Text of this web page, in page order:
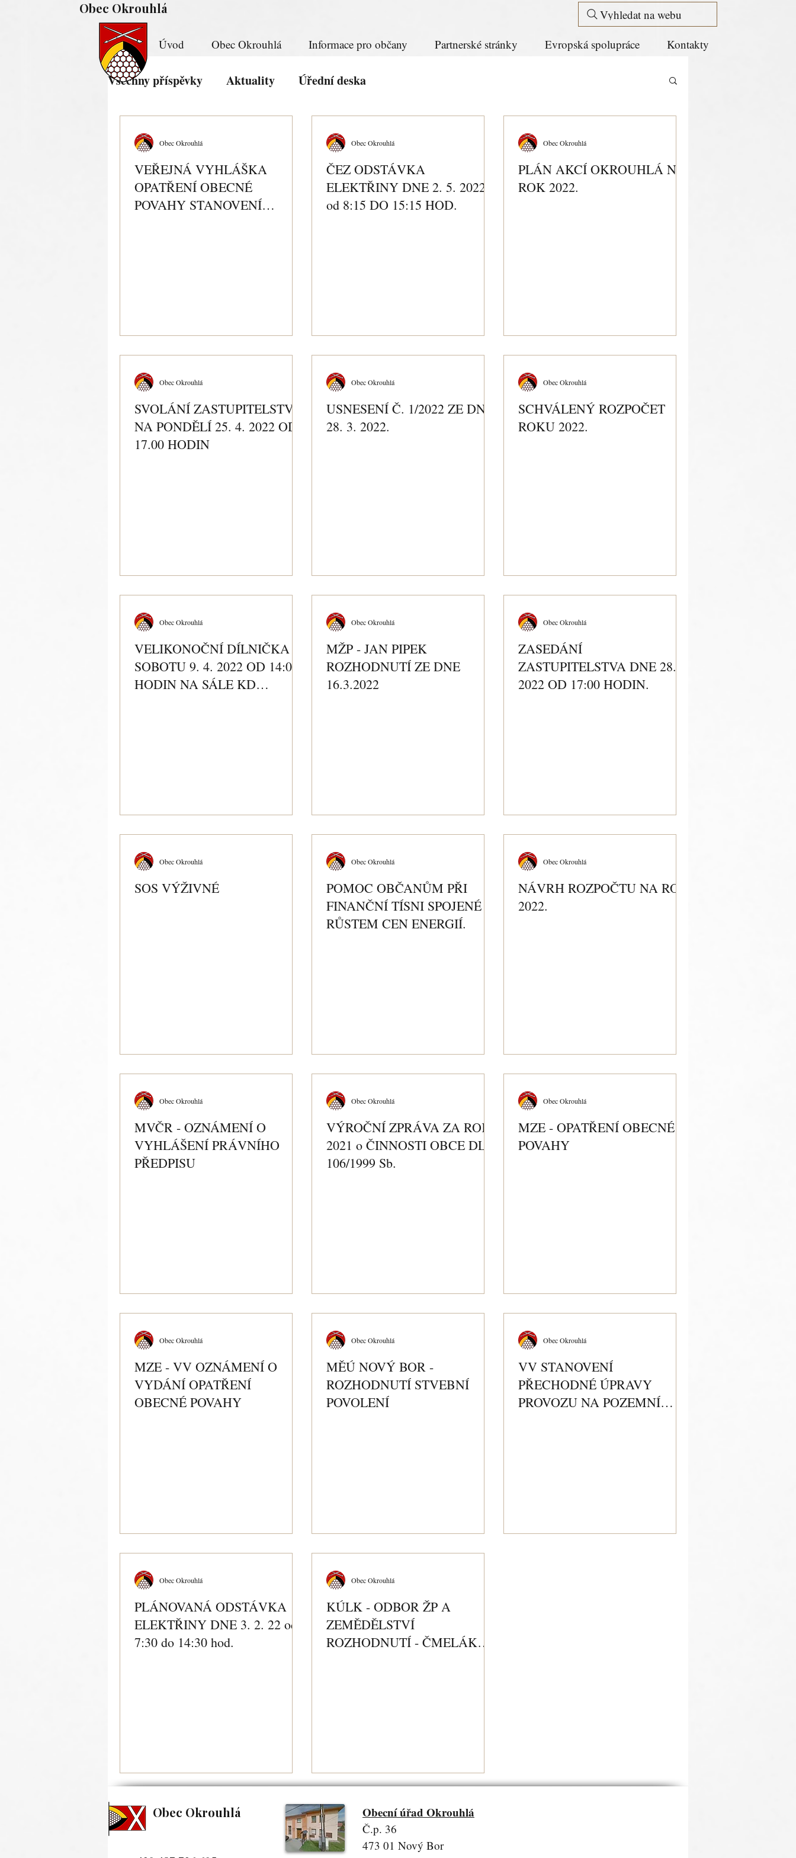
Obec Okrouhlá
Úvod Obec Okrouhlá Informace pro občany Partnerské stránky Evropská spolupráce Kontakty
Vyhledat na webu
Všechny příspěvky Aktuality Úřední deska
VEŘEJNÁ VYHLÁŠKA
OPATŘENÍ OBECNÉ
POVAHY STANOVENÍ
Obec Okrouhlá
ČEZ ODSTÁVKA
ELEKTŘINY DNE 2. 5. 2022,
od 8:15 DO 15:15 HOD.
Obec Okrouhlá
PLÁN AKCÍ OKROUHLÁ NA
ROK 2022.
Obec Okrouhlá
SVOLÁNÍ ZASTUPITELSTVA
NA PONDĚLÍ 25. 4. 2022 OD
17.00 HODIN
Obec Okrouhlá
USNESENÍ Č. 1/2022 ZE DNE
28. 3. 2022.
Obec Okrouhlá
SCHVÁLENÝ ROZPOČET
ROKU 2022.
Obec Okrouhlá
VELIKONOČNÍ DÍLNIČKA V
SOBOTU 9. 4. 2022 OD 14:00
HODIN NA SÁLE KD
Obec Okrouhlá
MŽP - JAN PIPEK
ROZHODNUTÍ ZE DNE
16.3.2022
Obec Okrouhlá
ZASEDÁNÍ
ZASTUPITELSTVA DNE 28. 3.
2022 OD 17:00 HODIN.
Obec Okrouhlá
SOS VÝŽIVNÉ
Obec Okrouhlá
POMOC OBČANŮM PŘI
FINANČNÍ TÍSNI SPOJENÉ S
RŮSTEM CEN ENERGIÍ.
Obec Okrouhlá
NÁVRH ROZPOČTU NA ROK
2022.
Obec Okrouhlá
MVČR - OZNÁMENÍ O
VYHLÁŠENÍ PRÁVNÍHO
PŘEDPISU
Obec Okrouhlá
VÝROČNÍ ZPRÁVA ZA ROK
2021 o ČINNOSTI OBCE DLE
106/1999 Sb.
Obec Okrouhlá
MZE - OPATŘENÍ OBECNÉ
POVAHY
Obec Okrouhlá
MZE - VV OZNÁMENÍ O
VYDÁNÍ OPATŘENÍ
OBECNÉ POVAHY
Obec Okrouhlá
MĚÚ NOVÝ BOR -
ROZHODNUTÍ STVEBNÍ
POVOLENÍ
Obec Okrouhlá
VV STANOVENÍ
PŘECHODNÉ ÚPRAVY
PROVOZU NA POZEMNÍ
Obec Okrouhlá
PLÁNOVANÁ ODSTÁVKA
ELEKTŘINY DNE 3. 2. 22 od
7:30 do 14:30 hod.
Obec Okrouhlá
KÚLK - ODBOR ŽP A
ZEMĚDĚLSTVÍ
ROZHODNUTÍ - ČMELÁK
Obec Okrouhlá
Obec Okrouhlá Obecní úřad Okrouhlá
Č.p. 36
473 01 Nový Bor